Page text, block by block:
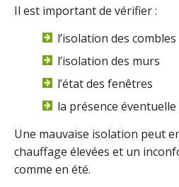
Il est important de vérifier :
l’isolation des combles
l’isolation des murs
l’état des fenêtres
la présence
Une mauvaise isolation peut
chauffage élevées et un
comme en été.